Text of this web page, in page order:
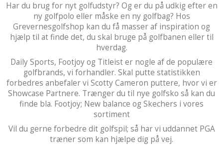
Har du brug for nyt golfudstyr? Og er du på udkig efter en
ny golfpolo eller måske en ny golfbag? Hos
Grevernesgolfshop kan du få masser af inspiration og
hjælp til at finde det, du skal bruge på golfbanen eller til
hverdag.
Daily Sports, Footjoy og Titleist er nogle af de populære
golfbrands, vi forhandler. Skal putte statistikken
forbedres anbefaler vi Scotty Cameron puttere, hvor vi er
Showcase Partnere. Trænger du til nye golfsko så kan du
finde bla. Footjoy; New balance og Skechers i vores
sortiment
Vil du gerne forbedre dit golfspil; så har vi uddannet PGA
træner som kan hjælpe dig på vej.